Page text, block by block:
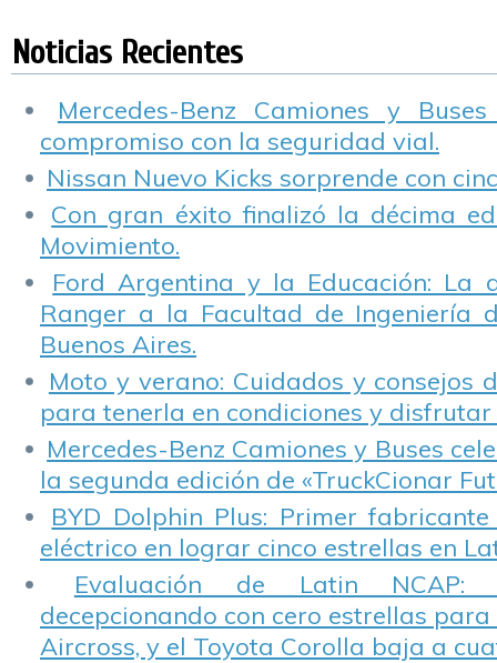
ciudad de Buenos
Aires
Noticias Recientes
Mercedes-Benz Camiones y
compromiso con la seguridad vial.
Nissan Nuevo Kicks sorprende con
Con gran éxito finalizó la décima
Movimiento.
Ford Argentina y la Educación: La
Ranger a la Facultad de Ingeniería
Buenos Aires.
Moto y verano: Cuidados y consejos
para tenerla en condiciones y disfrutar
Mercedes-Benz Camiones y Buses
la segunda edición de «TruckCionar
BYD Dolphin Plus: Primer
eléctrico en lograr cinco estrellas en
Evaluación de Latin NCAP:
decepcionando con cero estrellas para
Aircross, y el Toyota Corolla baja a